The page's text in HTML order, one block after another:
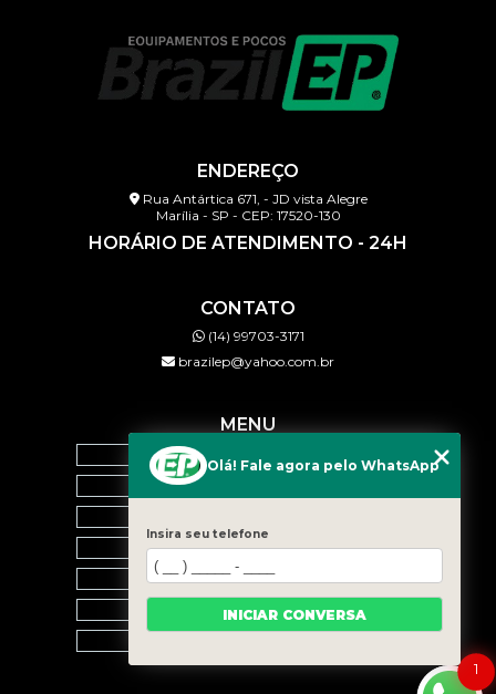
ENDEREÇO
Rua Antártica 671, - JD vista Alegre
Marília - SP - CEP: 17520-130
HORÁRIO DE ATENDIMENTO - 24H
CONTATO
(14) 99703-3171
brazilep@yahoo.com.br
MENU
HOME
BLOG
CONTATO
CATEGORIAS
1
Olá! Fale agora pelo WhatsApp
Insira seu telefone
INICIAR CONVERSA